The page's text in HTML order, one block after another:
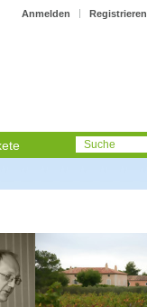
Anmelden Registrieren
Suche